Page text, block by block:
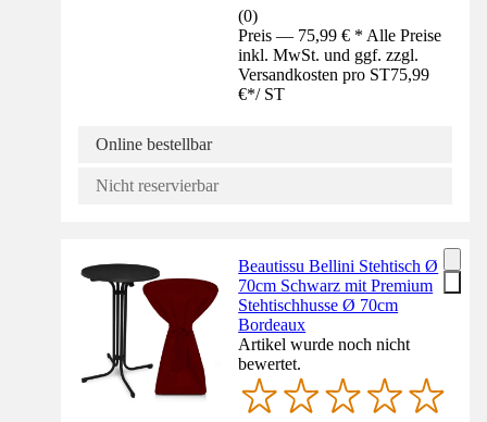
(0)
Preis — 75,99 € * Alle Preise
inkl. MwSt. und ggf. zzgl.
Versandkosten pro ST75,99
€*/ ST
Online bestellbar
Nicht reservierbar
Beautissu Bellini Stehtisch Ø
70cm Schwarz mit Premium
Stehtischhusse Ø 70cm
Bordeaux
Artikel wurde noch nicht
bewertet.